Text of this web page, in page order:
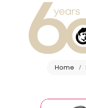
Home